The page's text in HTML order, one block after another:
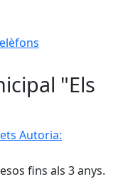
"Els
Autoria:
fins als 3 anys.